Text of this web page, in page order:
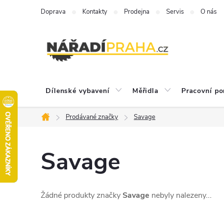
Doprava Kontakty Prodejna Servis O nás
Dílenské vybavení Měřidla Pracovní
Domů
Prodávané značky Savage
Savage
Žádné produkty značky Savage nebyly nalezeny...